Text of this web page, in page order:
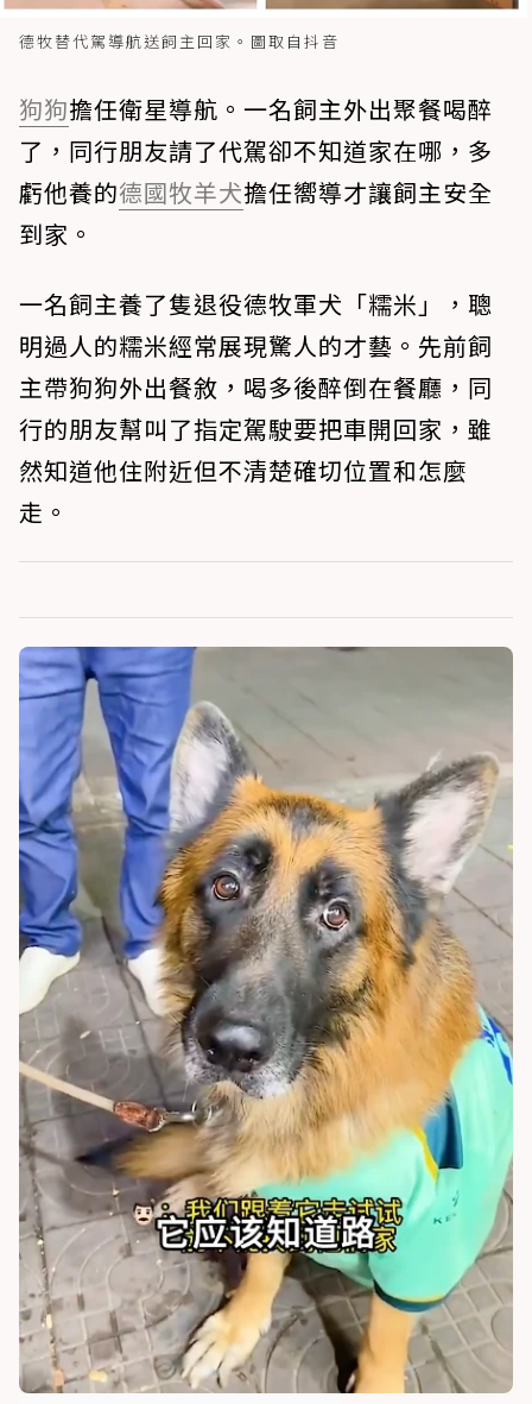
德牧替代駕導航送飼主回家。圖取自抖音
狗狗擔任衛星導航。一名飼主外出聚餐喝醉
了，同行朋友請了代駕卻不知道家在哪，多
虧他養的德國牧羊犬擔任嚮導才讓飼主安全
到家。
一名飼主養了隻退役德牧軍犬「糯米」，聰
明過人的糯米經常展現驚人的才藝。先前飼
主帶狗狗外出餐敘，喝多後醉倒在餐廳，同
行的朋友幫叫了指定駕駛要把車開回家，雖
然知道他住附近但不清楚確切位置和怎麼
走。